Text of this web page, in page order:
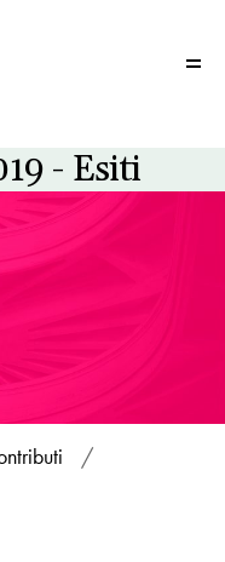
- Esiti
/